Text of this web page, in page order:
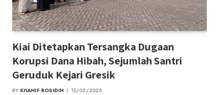
Kiai Ditetapkan Tersangka Dugaan
Korupsi Dana Hibah, Sejumlah Santri
Geruduk Kejari Gresik
BY KHANIF ROSIDIN 13/02/2026